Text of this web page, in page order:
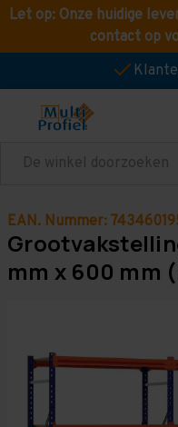
Let op: Onze huidige
contact op
Zoeken
EAN. Nummer:
mm x 600 mm